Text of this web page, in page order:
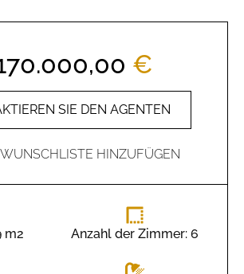
€
SIE DEN AGENTEN
HINZUFÜGEN
m2 Anzahl der Zimmer: 6